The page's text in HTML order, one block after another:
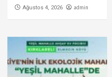
Ağustos 4, 2026 admin